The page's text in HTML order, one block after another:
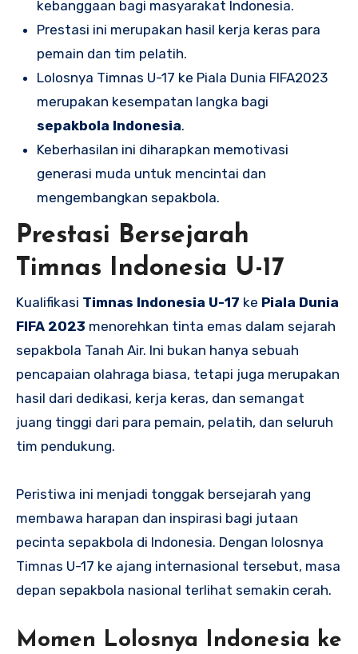
kebanggaan bagi masyarakat Indonesia.
Prestasi ini merupakan hasil kerja keras para
pemain dan tim pelatih.
Lolosnya Timnas U-17 ke Piala Dunia FIFA2023
merupakan kesempatan langka bagi
sepakbola Indonesia.
Keberhasilan ini diharapkan memotivasi
generasi muda untuk mencintai dan
mengembangkan sepakbola.
Prestasi Bersejarah
Timnas Indonesia U-17
Kualifikasi Timnas Indonesia U-17 ke Piala Dunia
FIFA 2023 menorehkan tinta emas dalam sejarah
sepakbola Tanah Air. Ini bukan hanya sebuah
pencapaian olahraga biasa, tetapi juga merupakan
hasil dari dedikasi, kerja keras, dan semangat
juang tinggi dari para pemain, pelatih, dan seluruh
tim pendukung.
Peristiwa ini menjadi tonggak bersejarah yang
membawa harapan dan inspirasi bagi jutaan
pecinta sepakbola di Indonesia. Dengan lolosnya
Timnas U-17 ke ajang internasional tersebut, masa
depan sepakbola nasional terlihat semakin cerah.
Momen Lolosnya Indonesia ke